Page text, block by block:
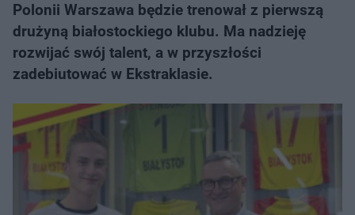
Polonii Warszawa będzie trenował z pierwszą
drużyną białostockiego klubu. Ma nadzieję
rozwijać swój talent, a w przyszłości
zadebiutować w Ekstraklasie.